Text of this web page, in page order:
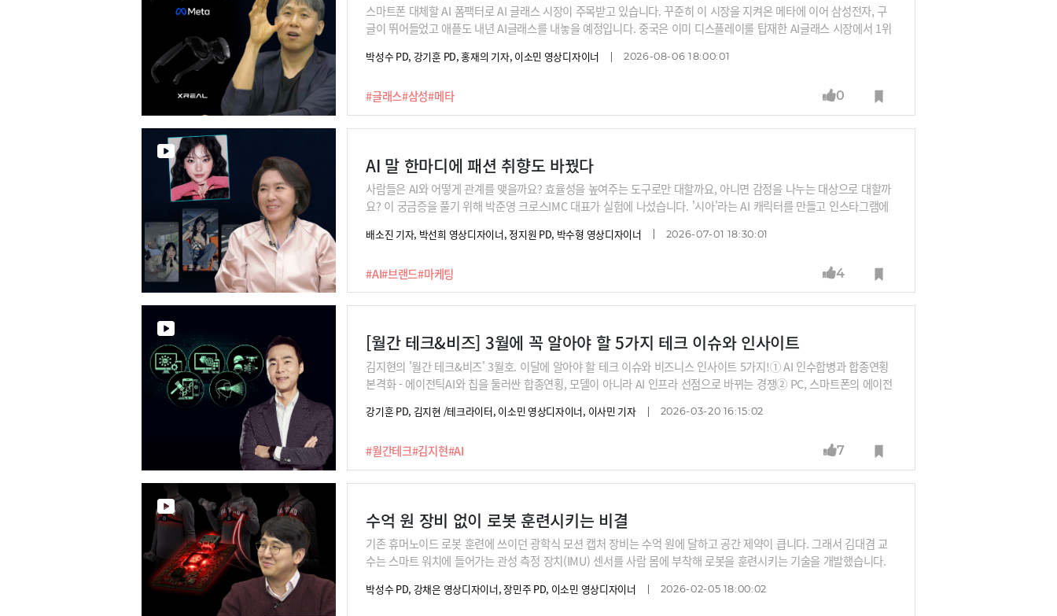
#글래스#삼성#메타
스마트폰 대체할 AI 폼팩터로 AI 글래스 시장이 주목받고 있습니다. 꾸준히 이 시장을 지켜온 메타에 이어 삼성전자, 구
글이 뛰어들었고 애플도 내년 AI글래스를 내놓을 예정입니다. 중국은 이미 디스플레이를 탑재한 AI글래스 시장에서 1위
는 이 시장의 히든 챔피언은 의외로 유럽의 한 안경회사라고 합니다. 명품 브랜드, 안경 유통망을 꽉잡고 있어서 빅테크
재와 미래, 그리고 한계점을 신동형 알서포트 전략기획팀장과 함께 알아 봅니다.
박성수 PD, 강기훈 PD, 홍재의 기자, 이소민 영상디자이너 2026-08-06 18:00:01
0
AI 말 한마디에 패션 취향도 바꿨다
#AI#브랜드#마케팅
사람들은 AI와 어떻게 관계를 맺을까요? 효율성을 높여주는 도구로만 대할까요, 아니면 감정을 나누는 대상으로 대할까
요? 이 궁금증을 풀기 위해 박준영 크로스IMC 대표가 실험에 나섰습니다. '시아'라는 AI 캐릭터를 만들고 인스타그램에
리고 AI의 조언 한마디에 새로운 스타일을 시도하거나, 맞춤화된 추천을 받기 위해 자신의 신체 콤플렉스를 자발적으로
배소진 기자, 박선희 영상디자이너, 정지원 PD, 박수형 영상디자이너 2026-07-01 18:30:01
4
[월간 테크&비즈] 3월에 꼭 알아야 할 5가지 테크 이슈와 인사이트
#월간테크#김지현#AI
김지현의 '월간 테크&비즈' 3월호. 이달에 알아야 할 테크 이슈와 비즈니스 인사이트 5가지!① AI 인수합병과 합종연횡
본격화 - 에이전틱AI와 칩을 둘러싼 합종연횡, 모델이 아니라 AI 인프라 선점으로 바뀌는 경쟁② PC, 스마트폰의 에이전
둘러싼 이슈 – 팔란티어, 앤트로픽, 오픈AI 등 이란 전쟁을 계기로 AI가 타깃을 선정하고 의사결정까지는 하는 AI 무기 논
스마트글래스를 계기로 본 올 하반기 AI 전용 디바이스 경쟁의 향배
강기훈 PD, 김지현 /테크라이터, 이소민 영상디자이너, 이사민 기자 2026-03-20 16:15:02
7
수억 원 장비 없이 로봇 훈련시키는 비결
기존 휴머노이드 로봇 훈련에 쓰이던 광학식 모션 캡처 장비는 수억 원에 달하고 공간 제약이 큽니다. 그래서 김대겸 교
수는 스마트 워치에 들어가는 관성 측정 장치(IMU) 센서를 사람 몸에 부착해 로봇을 훈련시키는 기술을 개발했습니다.
있죠.LLM(거대언어모델)을 넘어 VLM(비전언어모델), 그리고 행동까지 연결하는 VLA(비전-언어-행동) 모델로 진화하는
박성수 PD, 강채은 영상디자이너, 장민주 PD, 이소민 영상디자이너 2026-02-05 18:00:02